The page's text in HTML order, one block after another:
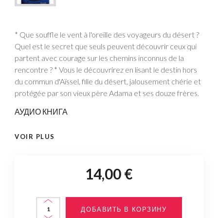
* Que souffle le vent à l'oreille des voyageurs du désert ?
Quel est le secret que seuls peuvent découvrir ceux qui
partent avec courage sur les chemins inconnus de la
rencontre ? * Vous le découvrirez en lisant le destin hors
du commun d'Aïssel, fille du désert, jalousement chérie et
protégée par son vieux père Adama et ses douze frères.
АУДИО КНИГА
VOIR PLUS
14,00 €
ДОБАВИТЬ В КОРЗИНУ